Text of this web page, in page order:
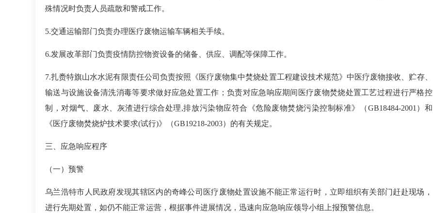
殊情况时负责人员疏散和警戒工作。
5.交通运输部门负责办理医疗废物运输车辆相关手续。
6.发展改革部门负责疫情防控物资设备的储备、供应、调配等保障工作。
7.扎赉特旗山水水泥有限责任公司负责按照《医疗废物集中焚烧处置工程建设技术规范》中医疗废物接收、贮存、
输送与设施设备清洗消毒等要求做好应急处置工作；负责对应急响应期间医疗废物焚烧处置工艺过程进行严格控
制，对烟气、废水、灰渣进行综合处理,排放污染物应符合《危险废物焚烧污染控制标准》（GB18484-2001）和
《医疗废物焚烧炉技术要求(试行)》（GB19218-2003）的有关规定。
三、 应急响应程序
（一） 预警
乌兰浩特市人民政府发现其辖区内的奇峰公司医疗废物处置设施不能正常运行时，立即组织有关部门赶赴现场，
进行先期处置，如仍不能正常运营，根据事件进展情况，迅速向应急响应领导小组上报预警信息。